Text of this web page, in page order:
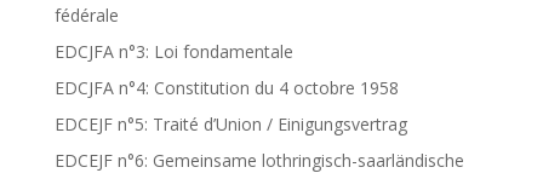
fédérale
EDCJFA n°3: Loi fondamentale
EDCJFA n°4: Constitution du 4 octobre 1958
EDCEJF n°5: Traité d’Union / Einigungsvertrag
EDCEJF n°6: Gemeinsame lothringisch-saarländische